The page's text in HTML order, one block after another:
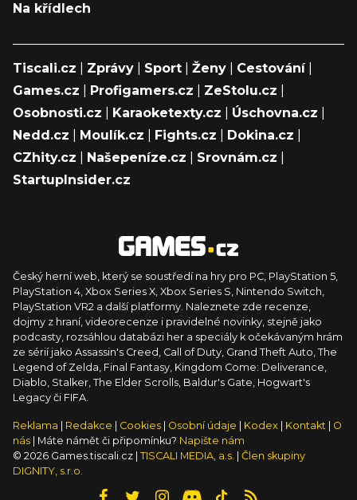
Na křídlech
Tiscali.cz Zprávy Sport Ženy Cestování|
Games.cz
Profigamers.cz ZeStolu.cz
Osobnosti.cz
Karaoketexty.cz Úschovna.cz
Nedd.cz
Moulík.cz Fights.cz Dokina.cz
CZhity.cz
Našepeníze.cz Srovnám.cz
StartupInsider.cz
Český herní web, který se soustředí na hry pro PC, PlayStation 5,
PlayStation 4, Xbox Series X, Xbox Series S, Nintendo Switch,
PlayStation VR2 a další platformy. Naleznete zde recenze,
dojmy z hraní, videorecenze i pravidelné novinky, stejně jako
podcasty, rozsáhlou databázi her a speciály k očekávaným hrám
ze sérií jako Assassin's Creed, Call of Duty, Grand Theft Auto, The
Legend of Zelda, Final Fantasy, Kingdom Come: Deliverance,
Diablo, Stalker, The Elder Scrolls, Baldur's Gate, Hogwart's
Legacy či FIFA.
Reklama Redakce Cookies Osobní údaje Kodex Kontakt
O
nás
| Máte námět či připomínku? Napište nám
© 2026 Games.tiscali.cz | TISCALI MEDIA, a.s.
Člen skupiny
DIGNITY, s.r.o.